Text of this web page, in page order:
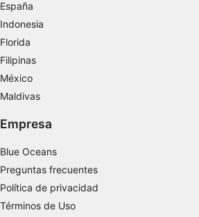
España
Indonesia
Florida
Filipinas
México
Maldivas
Empresa
Blue Oceans
Preguntas frecuentes
Política de privacidad
Términos de Uso
Utilizar perfiles para seleccionar la
publicidad personalizada
Crear un perfil para personalizar el
contenido
contenido personalizado
Medir el rendimiento de la publicidad
Medir el rendimiento del contenido
Comprender al público a través de
estadísticas o a través de la
datos procedentes de diferentes